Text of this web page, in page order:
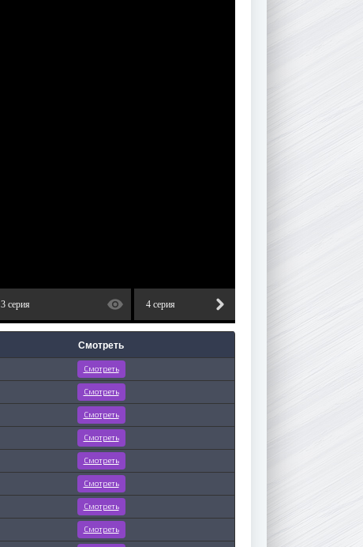
3 серия 4 серия
Смотреть
Смотреть
Смотреть
Смотреть
Смотреть
Смотреть
Смотреть
Смотреть
Смотреть